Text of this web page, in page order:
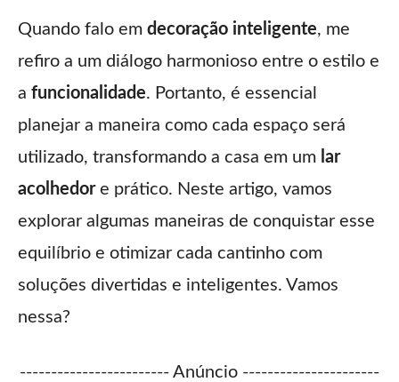
Quando falo em decoração inteligente, me
refiro a um diálogo harmonioso entre o estilo e
a funcionalidade. Portanto, é essencial
planejar a maneira como cada espaço será
utilizado, transformando a casa em um lar
acolhedore prático. Neste artigo, vamos
explorar algumas maneiras de conquistar esse
equilíbrio e otimizar cada cantinho com
soluções divertidas e inteligentes. Vamos
nessa?
------------------------ Anúncio ----------------------